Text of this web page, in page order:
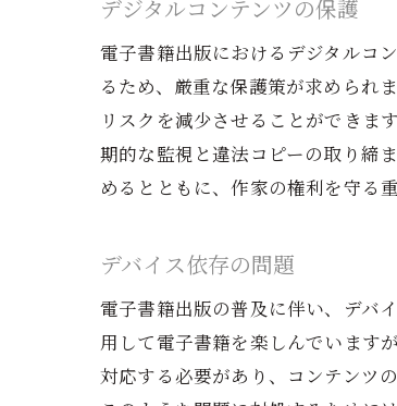
デジタルコンテンツの保護
電子書籍出版におけるデジタルコ
るため、厳重な保護策が求められ
リスクを減少させることができま
期的な監視と違法コピーの取り締
めるとともに、作家の権利を守る
デバイス依存の問題
電子書籍出版の普及に伴い、デバ
用して電子書籍を楽しんでいます
対応する必要があり、コンテンツ